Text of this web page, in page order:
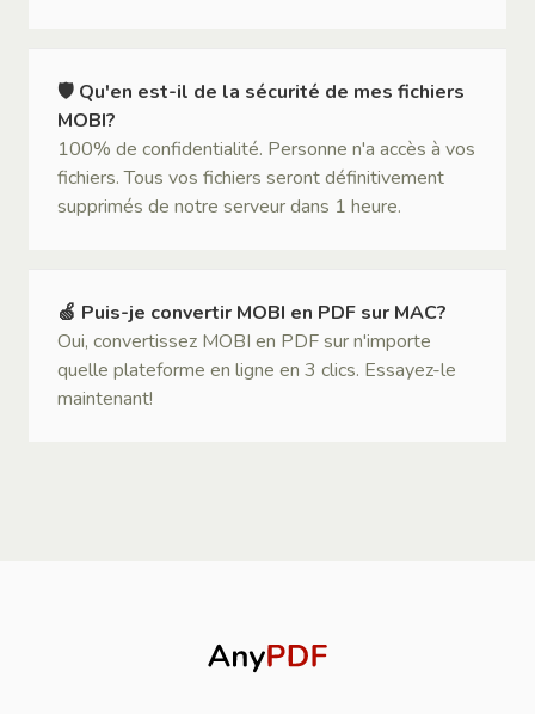
🛡 Qu'en est-il de la sécurité de mes fichiers
MOBI?
100% de confidentialité. Personne n'a accès à vos
fichiers. Tous vos fichiers seront définitivement
supprimés de notre serveur dans 1 heure.
🍏 Puis-je convertir MOBI en PDF sur MAC?
Oui, convertissez MOBI en PDF sur n'importe
quelle plateforme en ligne en 3 clics. Essayez-le
maintenant!